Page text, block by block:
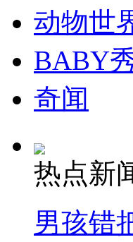
安徽一实载49人客车
走！跟着总书记去植
消防员救轻生者
纽约上演“枕头大战”
动物世
BABY
奇闻
热点新
男孩错